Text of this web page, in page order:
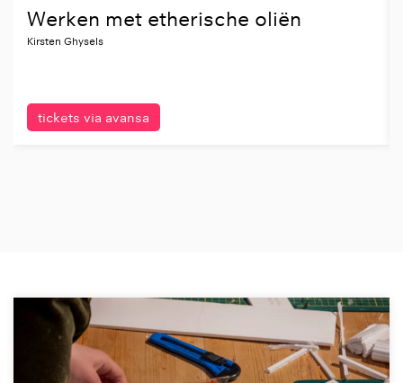
Werken met etherische oliën
Kirsten Ghysels
tickets via avansa